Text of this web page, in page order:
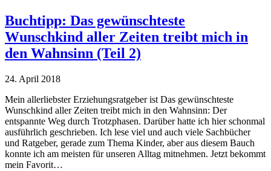
Buchtipp: Das gewünschteste
Wunschkind aller Zeiten treibt mich in
den Wahnsinn (Teil 2)
24. April 2018
Mein allerliebster Erziehungsratgeber ist Das gewünschteste
Wunschkind aller Zeiten treibt mich in den Wahnsinn: Der
entspannte Weg durch Trotzphasen. Darüber hatte ich hier schonmal
ausführlich geschrieben. Ich lese viel und auch viele Sachbücher
und Ratgeber, gerade zum Thema Kinder, aber aus diesem Bauch
konnte ich am meisten für unseren Alltag mitnehmen. Jetzt bekommt
mein Favorit…